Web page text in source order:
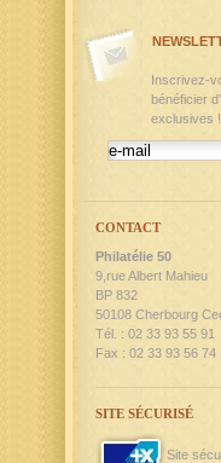
Inscrivez-
bénéficier
exclusives !
CONTACT
Philatélie 50
9,rue Albert Mahieu
BP 832
50108 Cherbourg
Tél. : 02 33 93 55 91
Fax : 02 33 93 56 74
SITE SÉCURISÉ
Site